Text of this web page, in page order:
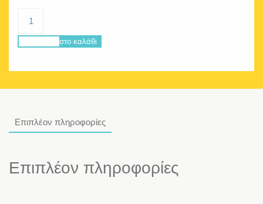
Nerff
Προσθήκη στο καλάθι
Επιπλέον πληροφορίες
Επιπλέον πληροφορίες